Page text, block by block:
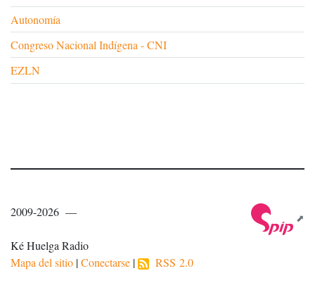
Autonomía
Congreso Nacional Indígena - CNI
EZLN
2009-2026 —
Ké Huelga Radio
Mapa del sitio |Conectarse | RSS 2.0